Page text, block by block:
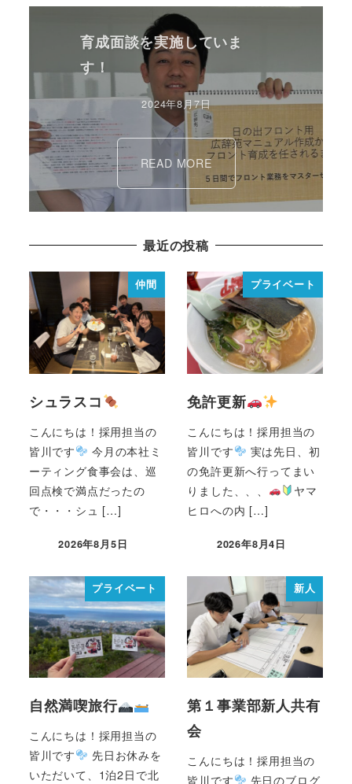
育成面談を実施していま
す！
2024年8月7日
READ MORE
最近の投稿
仲間
シュラスコ
こんにちは！採用担当の
皆川です
今月の本社ミ
ーティング食事会は、巡
回点検で満点だったの
で・・・シュ […]
2026年8月5日
プライベート
免許更新
こんにちは！採用担当の
皆川です
実は先日、初
の免許更新へ行ってまい
りました、、、
ヤマ
ヒロへの内 […]
2026年8月4日
プライベート
自然満喫旅行
こんにちは！採用担当の
皆川です
先日お休みを
いただいて、1泊2日で北
新人
第１事業部新人共有
会
こんにちは！採用担当の
皆川です
先日のブログ